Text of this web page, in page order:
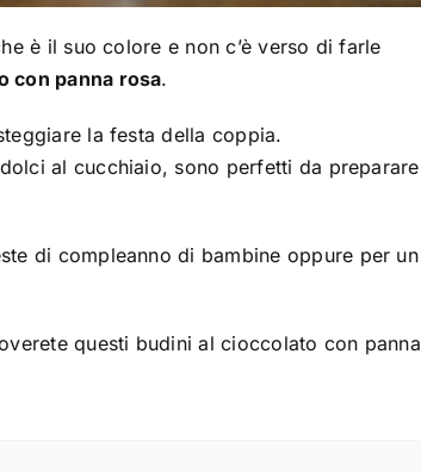
è il suo colore e non c’è verso di farle
con panna rosa.
la festa della coppia.
al cucchiaio, sono perfetti da preparare
di compleanno di bambine oppure per un
questi budini al cioccolato con panna